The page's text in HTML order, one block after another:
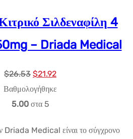
Σιλδεναφίλη 4
– Driada Medical
$26.53 Αρχική
τιμή:
$26.53.
$21.92Η
τρέχουσα
$21.92.
Βαθμολογήθηκε
5.00στα 5
Driada Medical είναι το σύγχρονο